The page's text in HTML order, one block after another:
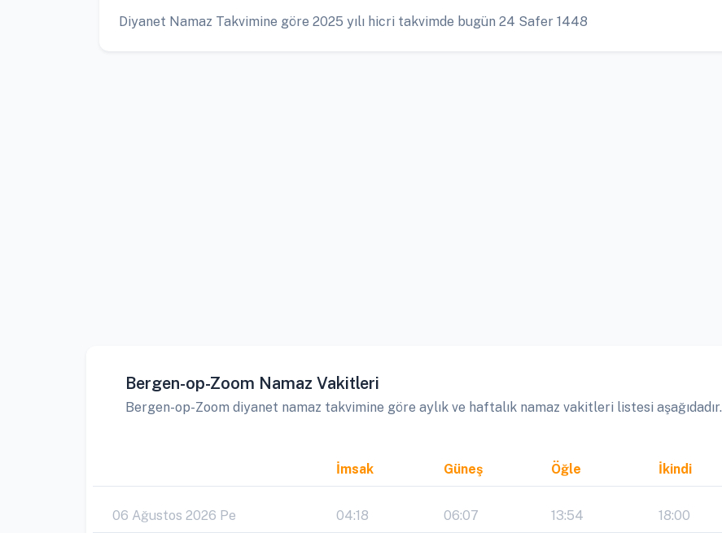
Diyanet Namaz Takvimine göre 2025 yılı hicri takvimde bugün 24 Safer 1448
Bergen-op-Zoom Namaz Vakitleri
Bergen-op-Zoom diyanet namaz takvimine göre aylık ve haftalık namaz vakitleri listesi aşağıdadır.
İmsak Güneş Öğle İkindi
06 Ağustos 2026 Pe 04:18 06:07 13:54 18:00